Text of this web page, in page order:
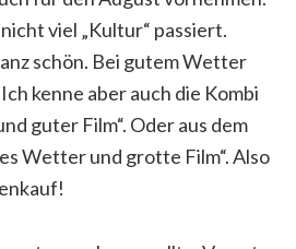
viel „Kultur“ passiert.
schön. Bei gutem Wetter
kenne aber auch die Kombi
guter Film“. Oder aus dem
Wetter und grotte Film“. Also